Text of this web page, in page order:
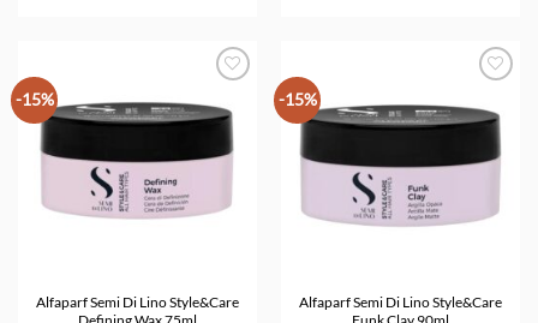
-15%
στα
Αγαπημένα
Alfaparf Semi Di Lino Style&Care
-15%
στα
Αγαπημένα
Alfaparf Semi Di Lino Style&Care